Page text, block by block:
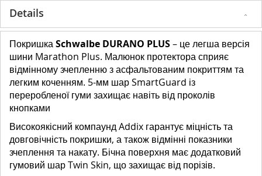
Details
ПокришкаSchwalbe DURANO PLUS– це легша версія
шини Marathon Plus. Малюнок протектора сприяє
відмінному зчепленню з асфальтованим покриттям та
легким коченням. 5-мм шар SmartGuard із
переробленої гуми захищає навіть від проколів
кнопками
Високоякісний компаунд Addix гарантує міцність та
довговічність покришки, а також відмінні показники
зчеплення та накату. Бічна поверхня має додатковий
гумовий шар Twin Skin, що захищає від порізів.